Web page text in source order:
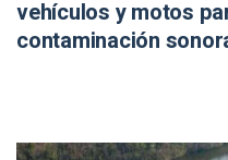
vehículos y motos
contaminación